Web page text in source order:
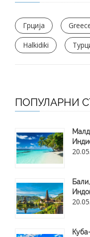
Грција
Halkidiki
ПОПУЛАРНИ